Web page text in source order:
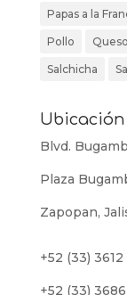
Papas a la
Pollo Queso
Salchicha
Ubicación
Blvd.
Plaza
Zapopan,
+52 (33)
+52 (33)